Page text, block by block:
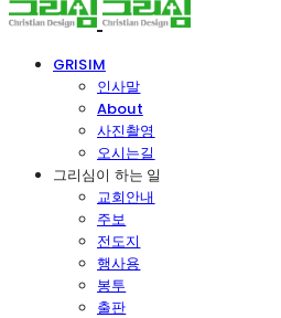
GRISIM
인사말
About
사진촬영
오시는길
그리심이 하는 일
교회안내
주보
전도지
행사용
봉투
출판